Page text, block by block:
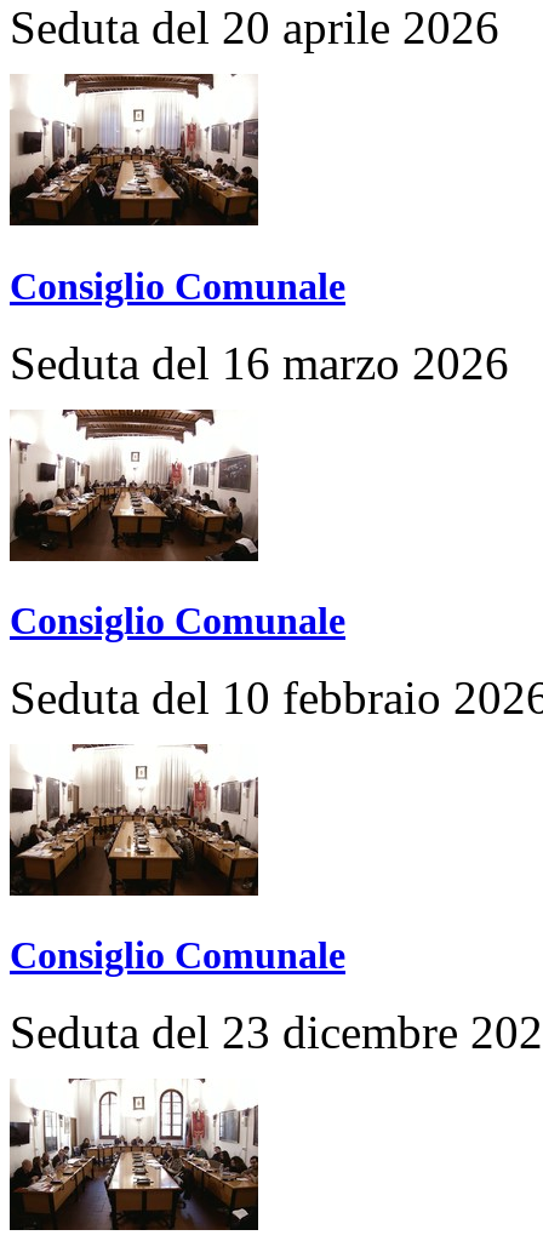
Seduta del 20 aprile 2026
Consiglio Comunale
Seduta del 16 marzo 2026
Consiglio Comunale
Seduta del 10 febbraio
Consiglio Comunale
Seduta del 23 dicembre